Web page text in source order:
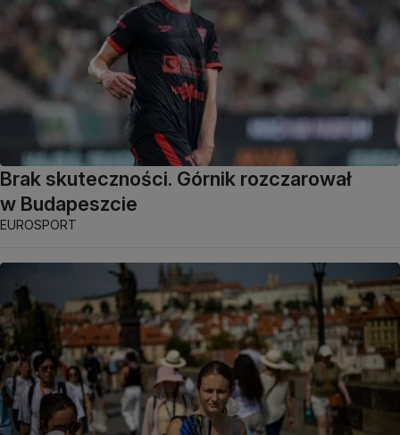
Brak skuteczności. Górnik rozczarował
w Budapeszcie
EUROSPORT